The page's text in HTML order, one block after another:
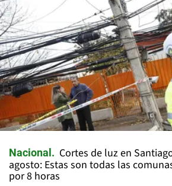
Nacional
Cortes de luz en
agosto: Estas son todas las
por 8 horas